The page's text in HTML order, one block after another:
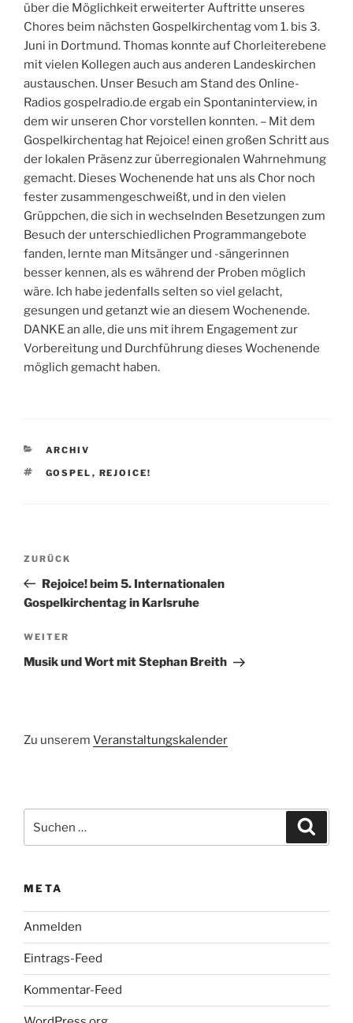
über die Möglichkeit erweiterter Auftritte unseres
Chores beim nächsten Gospelkirchentag vom 1. bis 3.
Juni in Dortmund. Thomas konnte auf Chorleiterebene
mit vielen Kollegen auch aus anderen Landeskirchen
austauschen. Unser Besuch am Stand des Online-
Radios gospelradio.de ergab ein Spontaninterview, in
dem wir unseren Chor vorstellen konnten. – Mit dem
Gospelkirchentag hat Rejoice! einen großen Schritt aus
der lokalen Präsenz zur überregionalen Wahrnehmung
gemacht. Dieses Wochenende hat uns als Chor noch
fester zusammengeschweißt, und in den vielen
Grüppchen, die sich in wechselnden Besetzungen zum
Besuch der unterschiedlichen Programmangebote
fanden, lernte man Mitsänger und -sängerinnen
besser kennen, als es während der Proben möglich
wäre. Ich habe jedenfalls selten so viel gelacht,
gesungen und getanzt wie an diesem Wochenende.
DANKE an alle, die uns mit ihrem Engagement zur
Vorbereitung und Durchführung dieses Wochenende
möglich gemacht haben.
KATEGORIEN
ARCHIV
SCHLAGWÖRTER
GOSPEL , REJOICE!
Beitragsnavigation
Vorheriger
Beitrag
ZURÜCK
Rejoice! beim 5. Internationalen
Gospelkirchentag in Karlsruhe
Nächster
Beitrag
WEITER
Musik und Wort mit Stephan Breith
Zu unserem Veranstaltungskalender
nach:
META
Anmelden
Eintrags-Feed
Kommentar-Feed